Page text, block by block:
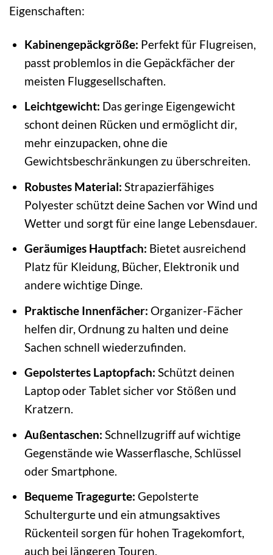
Eigenschaften:
Kabinengepäckgröße: Perfekt für Flugreisen,
passt problemlos in die Gepäckfächer der
meisten Fluggesellschaften.
Leichtgewicht: Das geringe Eigengewicht
schont deinen Rücken und ermöglicht dir,
mehr einzupacken, ohne die
Gewichtsbeschränkungen zu überschreiten.
Robustes Material: Strapazierfähiges
Polyester schützt deine Sachen vor Wind und
Wetter und sorgt für eine lange Lebensdauer.
Geräumiges Hauptfach: Bietet ausreichend
Platz für Kleidung, Bücher, Elektronik und
andere wichtige Dinge.
Praktische Innenfächer: Organizer-Fächer
helfen dir, Ordnung zu halten und deine
Sachen schnell wiederzufinden.
Gepolstertes Laptopfach: Schützt deinen
Laptop oder Tablet sicher vor Stößen und
Kratzern.
Außentaschen: Schnellzugriff auf wichtige
Gegenstände wie Wasserflasche, Schlüssel
oder Smartphone.
Bequeme Tragegurte: Gepolsterte
Schultergurte und ein atmungsaktives
Rückenteil sorgen für hohen Tragekomfort,
auch bei längeren Touren.